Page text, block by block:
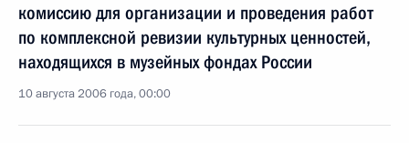
комиссию для организации и проведения работ
по комплексной ревизии культурных ценностей,
находящихся в музейных фондах России
10 августа 2006 года, 00:00